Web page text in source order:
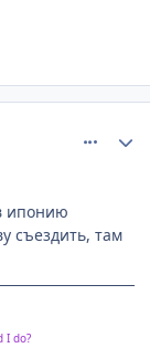
ипонию
съездить, там
I do?